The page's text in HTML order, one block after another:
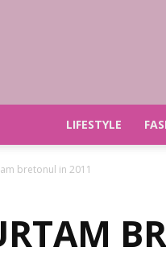
LIFESTYLE
bretonul in 2011